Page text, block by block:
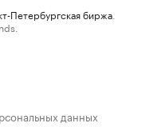
Петербургская биржа
данных